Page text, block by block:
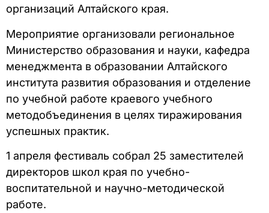
организаций Алтайского края.
Мероприятие организовали региональное
Министерство образования и науки, кафедра
менеджмента в образовании Алтайского
института развития образования и отделение
по учебной работе краевого учебного
методобъединения в целях тиражирования
успешных практик.
1 апреля фестиваль собрал 25 заместителей
директоров школ края по учебно-
воспитательной и научно-методической
работе.